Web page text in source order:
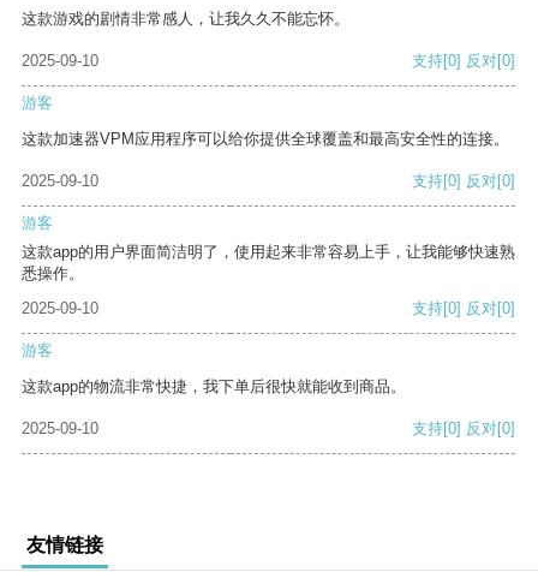
这款游戏的剧情非常感人，让我久久不能忘怀。
2025-09-10 支持[0] 反对[0]
游客
这款加速器VPM应用程序可以给你提供全球覆盖和最高安全性的连接。
2025-09-10 支持[0] 反对[0]
游客
这款app的用户界面简洁明了，使用起来非常容易上手，让我能够快速熟
悉操作。
2025-09-10
支持[0] 反对[0]
游客
这款app的物流非常快捷，我下单后很快就能收到商品。
2025-09-10 支持[0] 反对[0]
友情链接